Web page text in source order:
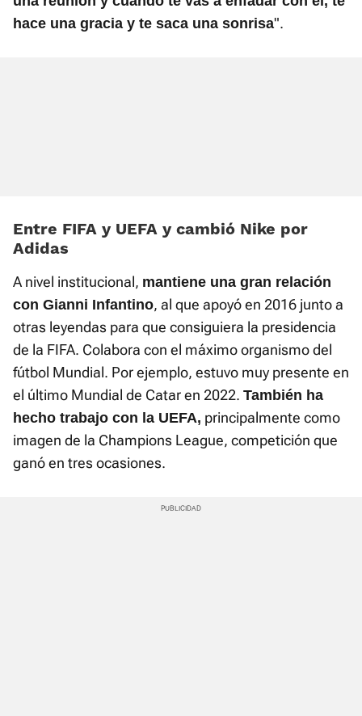
hace una gracia y te saca una sonrisa".
Entre FIFA y UEFA y cambió Nike por
Adidas
A nivel institucional, mantiene una gran relación
con Gianni Infantino, al que apoyó en 2016 junto a
otras leyendas para que consiguiera la presidencia
de la FIFA. Colabora con el máximo organismo del
fútbol Mundial. Por ejemplo, estuvo muy presente en
el último Mundial de Catar en 2022. También ha
hecho trabajo con la UEFA, principalmente como
imagen de la Champions League, competición que
ganó en tres ocasiones.